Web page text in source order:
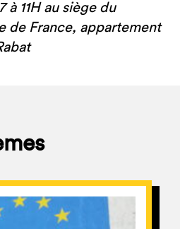
à 11H au siège du
de France, appartement